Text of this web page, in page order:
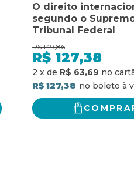
O direito
segundo o
Tribunal Federal
R$ 149,86
R$ 127,38
2 x de R$ 63,69
R$ 127,38